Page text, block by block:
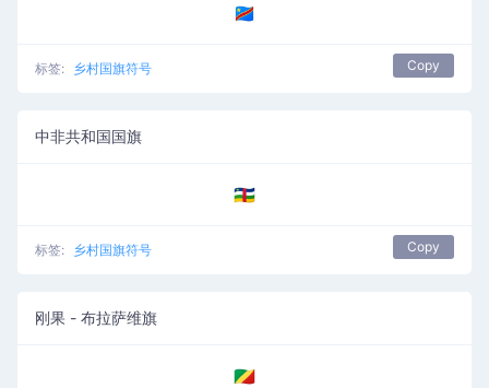
🇨🇩
标签: 乡村国旗符号 Copy
中非共和国国旗
🇨🇫
标签: 乡村国旗符号 Copy
刚果 - 布拉萨维旗
🇨🇬